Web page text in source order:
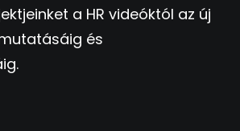
a HR videóktól az új
és